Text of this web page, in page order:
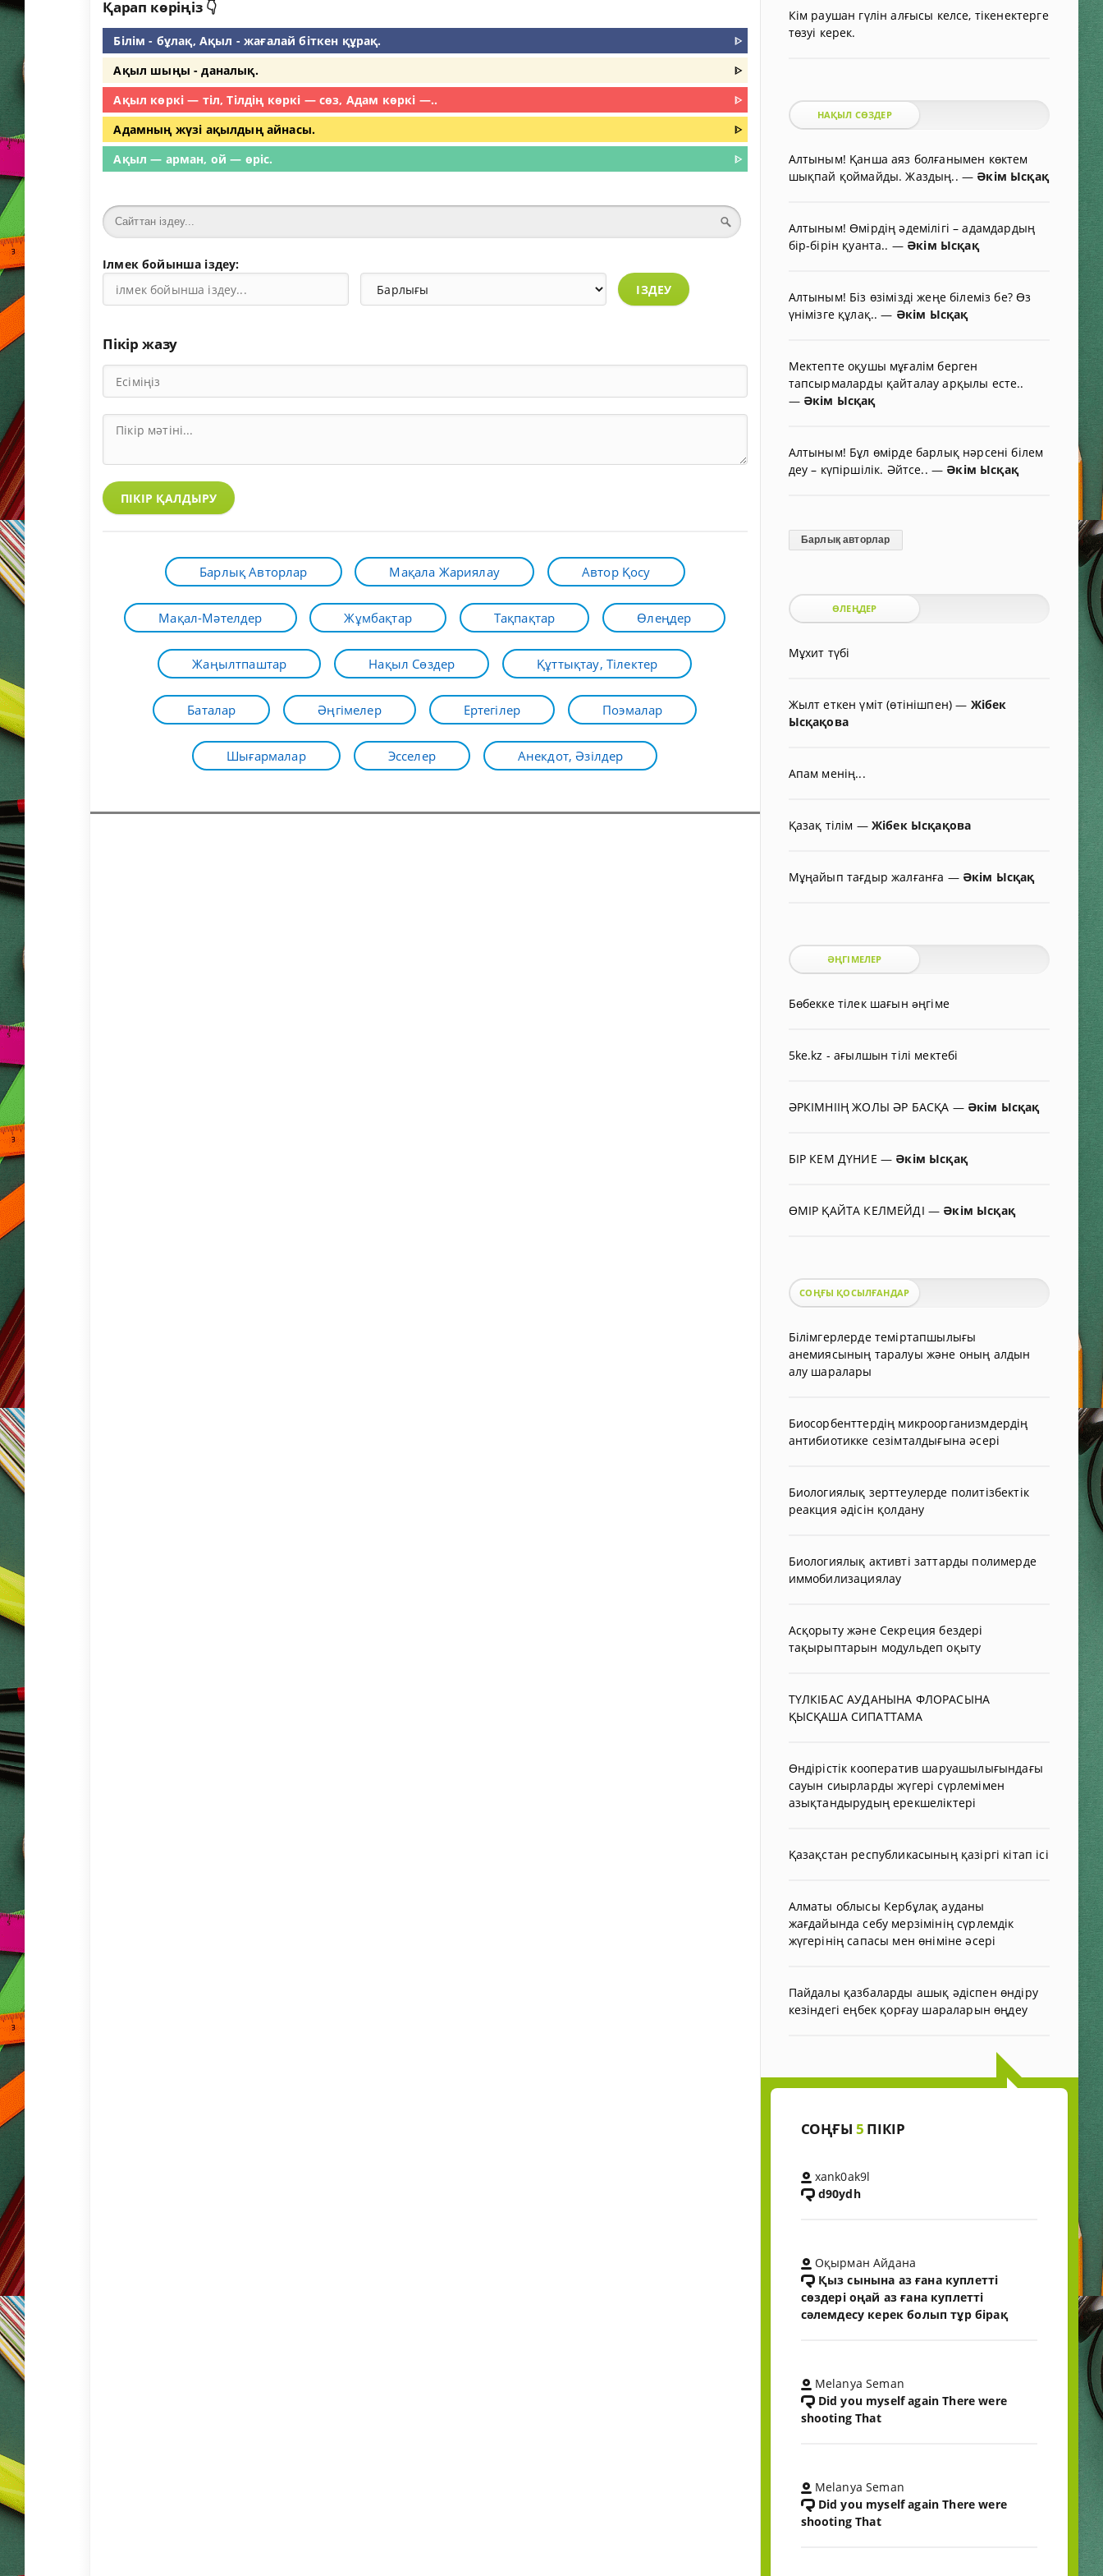
Қарап көріңіз 👇
Білім - бұлақ, Ақыл - жағалай біткен құрақ.
ᐈ
Ақыл шыңы - даналық.
ᐈ
Ақыл көркі — тіл, Тілдің көркі — сөз, Адам көркі —..
ᐈ
Адамның жүзі ақылдың айнасы.
ᐈ
Ақыл — арман, ой — өріс.
ᐈ
Ілмек бойынша іздеу:
ІЗДЕУ
Пікір жазу
ПІКІР ҚАЛДЫРУ
Барлық Авторлар Мақала Жариялау Автор Қосу
Мақал-Мәтелдер Жұмбақтар Тақпақтар Өлеңдер
Жаңылтпаштар Нақыл Сөздер Құттықтау, Тілектер
Баталар Әңгімелер Ертегілер Поэмалар
Шығармалар Эсселер Анекдот, Әзілдер
Кім раушан гүлін алғысы келсе, тікенектерге
төзуі керек.
НАҚЫЛ СӨЗДЕР
Алтыным! Қанша аяз болғанымен көктем
шықпай қоймайды. Жаздың.. — Әкім Ысқақ
Алтыным! Өмірдің әдемілігі – адамдардың
бір-бірін қуанта.. — Әкім Ысқақ
Алтыным! Біз өзімізді жеңе білеміз бе? Өз
үнімізге құлақ..— Әкім Ысқақ
Мектепте оқушы мұғалім берген
тапсырмаларды қайталау арқылы есте..
— Әкім Ысқақ
Алтыным! Бұл өмірде барлық нәрсені білем
деу – күпіршілік. Әйтсе.. — Әкім Ысқақ
Барлық авторлар
ӨЛЕҢДЕР
Мұхит түбі
Жылт еткен үміт (өтінішпен)— Жібек
Ысқақова
Апам менің...
Қазақ тілім — Жібек Ысқақова
Мұңайып тағдыр жалғанға — Әкім Ысқақ
ӘҢГІМЕЛЕР
Бөбекке тілек шағын əңгіме
5ke.kz - ағылшын тілі мектебі
ӘРКІМНІІҢ ЖОЛЫ ӘР БАСҚА — Әкім Ысқақ
БІР КЕМ ДҮНИЕ — Әкім Ысқақ
ӨМІР ҚАЙТА КЕЛМЕЙДІ — Әкім Ысқақ
СОҢҒЫ ҚОСЫЛҒАНДАР
Білімгерлерде теміртапшылығы
анемиясының таралуы және оның алдын
алу шаралары
Биосорбенттердің микроорганизмдердің
антибиотикке сезімталдығына әсері
Биологиялық зерттеулерде политізбектік
реакция әдісін қолдану
Биологиялық активті заттарды полимерде
иммобилизациялау
Асқорыту және Секреция бездері
тақырыптарын модульдеп оқыту
ТҮЛКІБАС АУДАНЫНА ФЛОРАСЫНА
ҚЫСҚАША СИПАТТАМА
Өндірістік кооператив шаруашылығындағы
сауын сиырларды жүгері сүрлемімен
азықтандырудың ерекшеліктері
Қазақстан республикасының қазіргі кітап ісі
Алматы облысы Кербұлақ ауданы
жағдайында себу мерзімінің сүрлемдік
жүгерінің сапасы мен өніміне әсері
Пайдалы қазбаларды ашық әдіспен өндіру
кезіндегі еңбек қорғау шараларын өңдеу
СОҢҒЫ 5 ПІКІР
xank0ak9l
d90ydh
Оқырман Айдана
Қыз сынына аз ғана куплетті
сөздері оңай аз ғана куплетті
сәлемдесу керек болып тұр бірақ
Melanya Seman
Did you myself again There were
shooting That
Melanya Seman
Did you myself again There were
shooting That